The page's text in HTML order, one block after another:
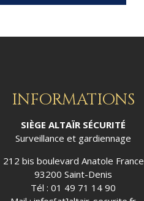
INFORMATIONS
SIÈGE ALTAÏR SÉCURITÉ
Surveillance et gardiennage
212 bis boulevard Anatole France
93200 Saint-Denis
Tél : 01 49 71 14 90